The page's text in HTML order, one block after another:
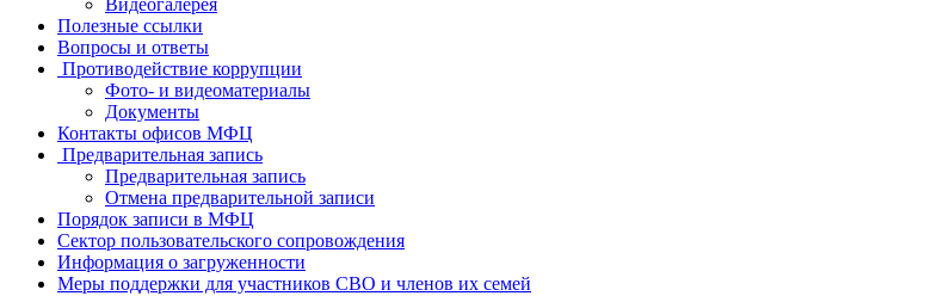
Видеогалерея
Полезные ссылки
Вопросы и ответы
Противодействие коррупции
Фото- и видеоматериалы
Документы
Контакты офисов МФЦ
Предварительная запись
Предварительная запись
Отмена предварительной записи
Порядок записи в МФЦ
Сектор пользовательского сопровождения
Информация о загруженности
Меры поддержки для участников СВО и членов их семей